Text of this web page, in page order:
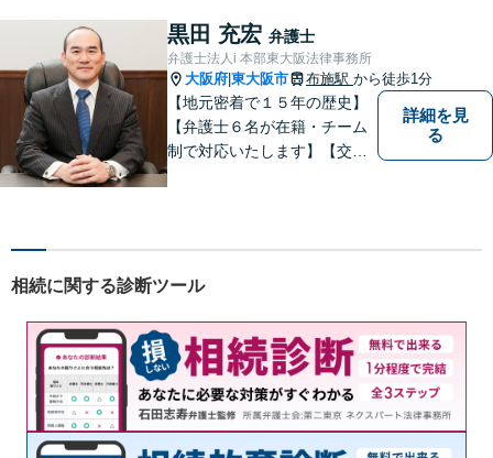
ムーズな明け渡し請求で依頼
者さまの被害を最小限に抑え
る」
黒田 充宏 弁護士
弁護士法人i 本部東大阪法律事務所
大阪府 東大阪市 布施駅 から徒歩1分
【地元密着で１５年の歴史】
【弁護士６名が在籍・チーム
制で対応いたします】【交通
駅前店５階】 お悩みは【弁護
所 】におまかせください！
詳細を見
る
相続に関する診断ツール